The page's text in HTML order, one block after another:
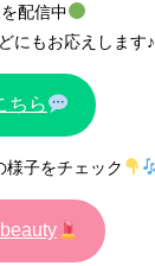
配信中
にもお応えします♪
ちら
様子をチェック